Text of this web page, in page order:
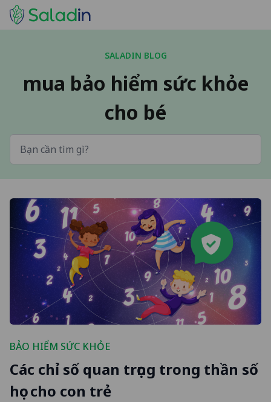
SALADIN BLOG
mua bảo hiểm sức khỏe
cho bé
BẢO HIỂM SỨC KHỎE
Các chỉ số quan trọng trong thần số
học cho con trẻ